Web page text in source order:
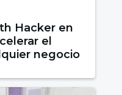
Hacker en
el
negocio